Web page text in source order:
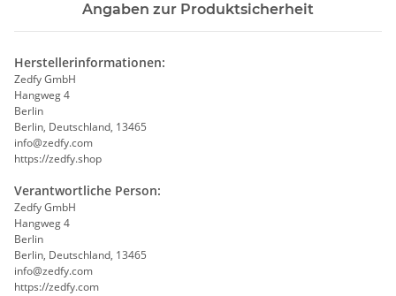
Angaben zur Produktsicherheit
Herstellerinformationen:
Zedfy GmbH
Hangweg 4
Berlin
Berlin, Deutschland, 13465
info@zedfy.com
https://zedfy.shop
Verantwortliche Person:
Zedfy GmbH
Hangweg 4
Berlin
Berlin, Deutschland, 13465
info@zedfy.com
https://zedfy.com